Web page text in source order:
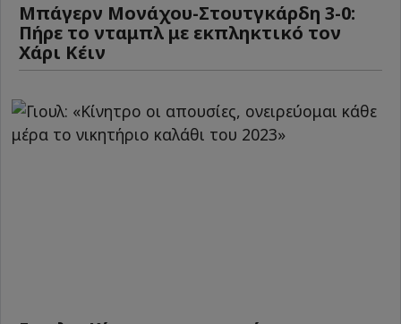
Μπάγερν Μονάχου-Στουτγκάρδη 3-0:
Πήρε το νταμπλ με εκπληκτικό τον
Χάρι Κέιν